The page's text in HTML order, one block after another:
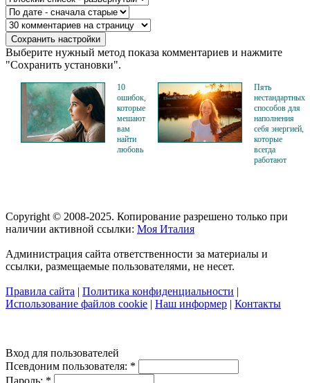
Выберите нужный метод показа комментариев и нажмите
"Сохранить установки".
10
ошибок,
которые
мешают
вам
найти
любовь
Пять
нестандартных
способов для
наполнения
себя энергией,
которые
всегда
работают
Copyright © 2008-2025. Копирование разрешено только при
наличии активной ссылки: Моя Италия
Администрация сайта ответственности за материалы и
ссылки, размещаемые пользователями, не несет.
Правила сайта | Политика конфиденциальности |
Использование файлов cookie | Наш информер | Контакты
Вход для пользователей
Псевдоним пользователя: *
Пароль: *